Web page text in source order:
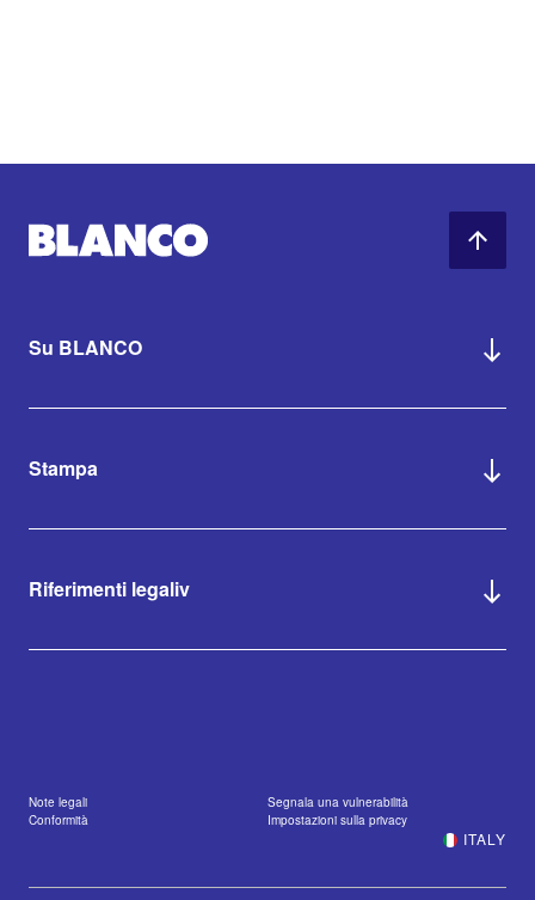
Su BLANCO
Stampa
Riferimenti legaliv
Note legali
Segnala una vulnerabilità
Conformità
Impostazioni sulla privacy
ITALY